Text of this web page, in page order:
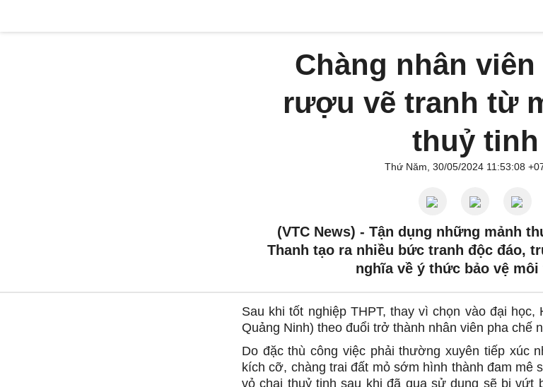
Chàng nhân
rượu vẽ tranh từ
thuỷ tinh
Thứ Năm, 30/05/2024 11:53:08
(VTC News) - Tận dụng những mảnh
Thanh tạo ra nhiều bức tranh độc đáo,
nghĩa về ý thức bảo vệ
Sau khi tốt nghiệp THPT, thay vì chọn vào đại học,
Quảng Ninh) theo đuổi trở thành nhân viên pha chế
Do đặc thù công việc phải thường xuyên tiếp xúc
kích cỡ, chàng trai đất mỏ sớm hình thành đam mê
vỏ chai thuỷ tinh sau khi đã qua sử dụng sẽ bị vứt